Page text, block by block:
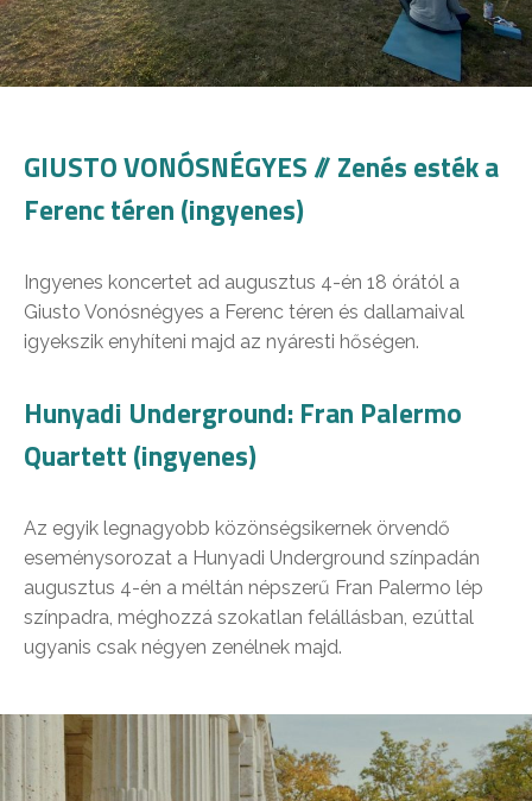
GIUSTO VONÓSNÉGYES // Zenés esték a
Ferenc téren (ingyenes)
Ingyenes koncertet ad augusztus 4-én 18 órától a
Giusto Vonósnégyes a Ferenc téren és dallamaival
igyekszik enyhíteni majd az nyáresti hőségen.
Hunyadi Underground: Fran Palermo
Quartett (ingyenes)
Az egyik legnagyobb közönségsikernek örvendő
eseménysorozat a Hunyadi Underground színpadán
augusztus 4-én a méltán népszerű Fran Palermo lép
színpadra, méghozzá szokatlan felállásban, ezúttal
ugyanis csak négyen zenélnek majd.